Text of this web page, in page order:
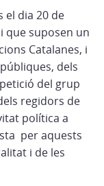
el dia 20 de
que suposen un
Catalanes, i
dels
del grup
regidors de
política a
per aquests
i de les